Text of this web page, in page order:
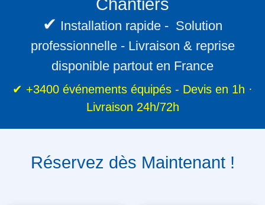
Installation rapide - Solution
professionnelle - Livraison & reprise
disponible partout en France
✔ +3400 événements équipés - Devis en 1h ·
Livraison 24h/72h